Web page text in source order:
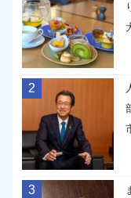
2
3